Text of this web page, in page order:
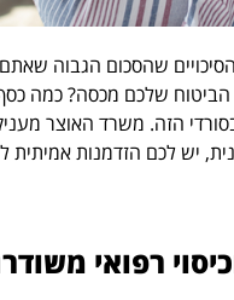
שהסכום הגבוה
שלכם מכסה? כמה
הזה. משרד האוצר
יש לכם הזדמנות
רפואי